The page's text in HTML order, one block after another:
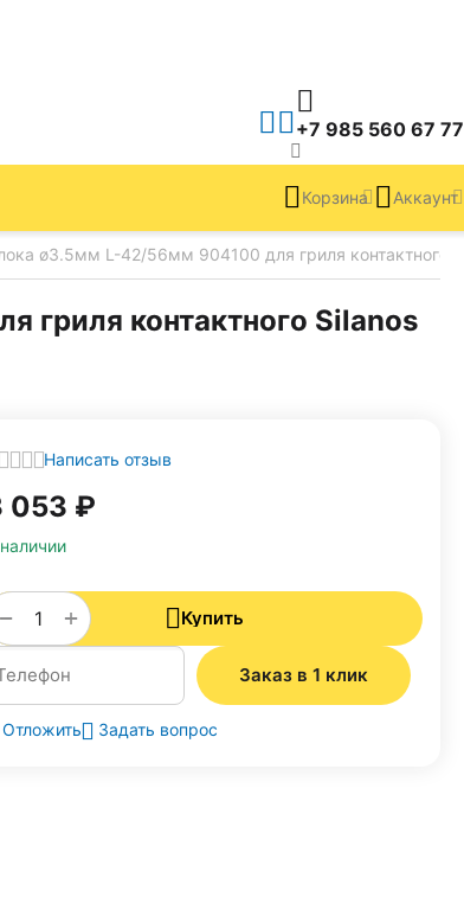
+7 985 560 67 77
Корзина Аккаунт
ø3.5мм L-42/56мм 904100 для гриля контактного
гриля контактного Silanos
Написать отзыв
053 ₽
+
− Купить
Заказ в 1 клик
Отложить Задать вопрос